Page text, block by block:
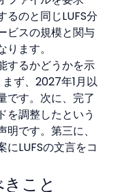
るのと同じLUFS分
ビスの規模と関与
ます。
するかどうかを示
ず、2027年1月以
です。次に、完了
を調整したという
です。第三に、
LUFSの文言をコ
こと